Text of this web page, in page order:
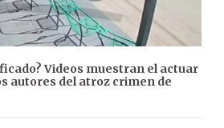
Videos muestran el actuar
autores del atroz crimen de